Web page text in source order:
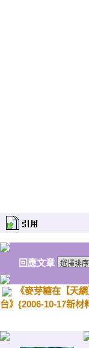
回應文章
《麥芽糖在【天
台》{2006-10-17新材